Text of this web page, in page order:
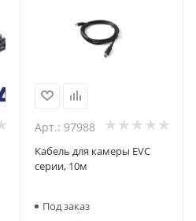
Арт.: 97988
Кабель для камеры EVC
серии, 10м
Под заказ